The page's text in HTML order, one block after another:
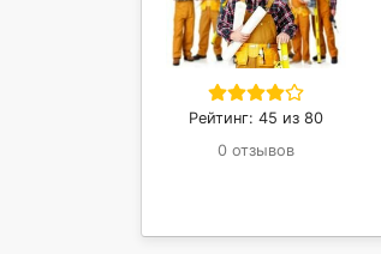
Рейтинг: 45 из 80
0 отзывов